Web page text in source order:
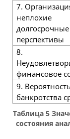
7.
неплохие
долгосрочные
перспективы
8.
финансовое
9. Вероятность
банкротства
Таблица 5
состояния